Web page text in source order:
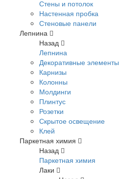
Стены и потолок
Настенная пробка
Стеновые панели
Лепнина
Назад
Лепнина
Декоративные элементы
Карнизы
Колонны
Молдинги
Плинтус
Розетки
Скрытое освещение
Клей
Паркетная химия
Назад
Паркетная химия
Лаки